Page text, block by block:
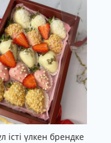
үлкен брендке